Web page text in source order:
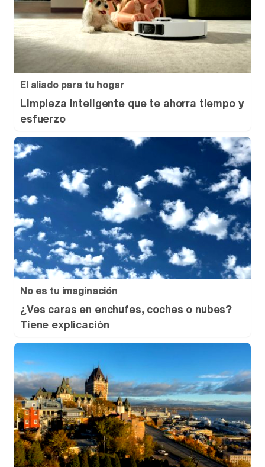
El aliado para tu hogar
Limpieza inteligente que te ahorra tiempo y
esfuerzo
No es tu imaginación
¿Ves caras en enchufes, coches o nubes?
Tiene explicación